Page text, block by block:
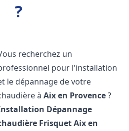
?
recherchez un
pour l'installation
le dépannage de votre
àAix en Provence?
Dépannage
FrisquetAix en